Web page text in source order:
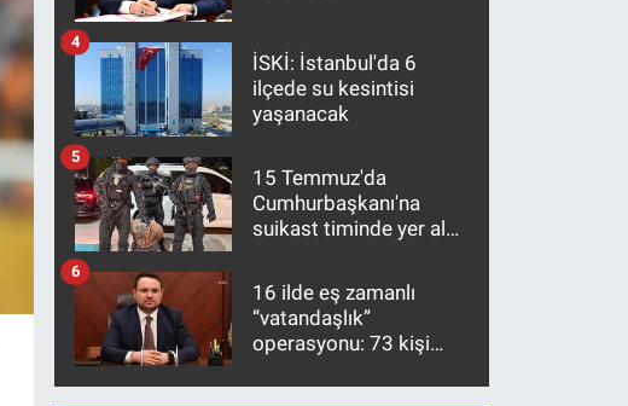
İSKİ: İstanbul'da 6
ilçede su kesintisi
yaşanacak
4
15 Temmuz'da
Cumhurbaşkanı'na
suikast timinde yer alan
10 yıl sonra yakalandı
5
16 ilde eş zamanlı
“vatandaşlık”
operasyonu: 73 kişi
6